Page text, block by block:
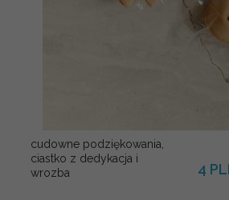
cudowne podziękowania,
ciastko z dedykacja i
wrozba
4